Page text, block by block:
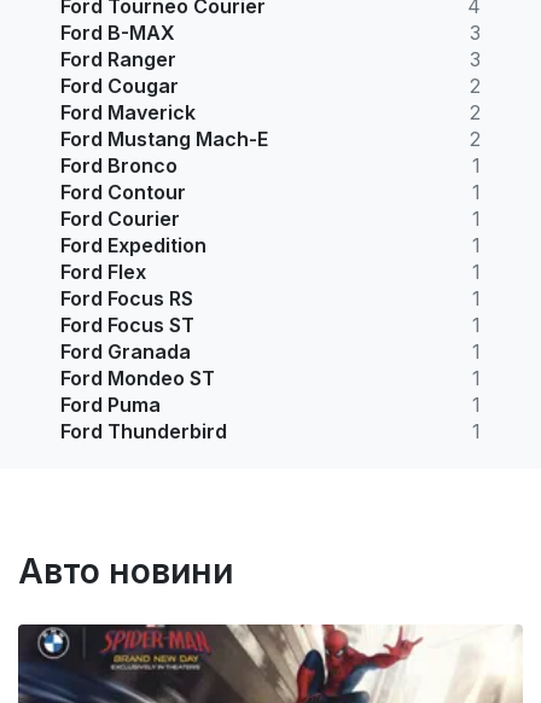
Ford Tourneo Courier
4
Ford B-MAX
3
Ford Ranger
3
Ford Cougar
2
Ford Maverick
2
Ford Mustang Mach-E
2
Ford Bronco
1
Ford Contour
1
Ford Courier
1
Ford Expedition
1
Ford Flex
1
Ford Focus RS
1
Ford Focus ST
1
Ford Granada
1
Ford Mondeo ST
1
Ford Puma
1
Ford Thunderbird
1
Авто новини